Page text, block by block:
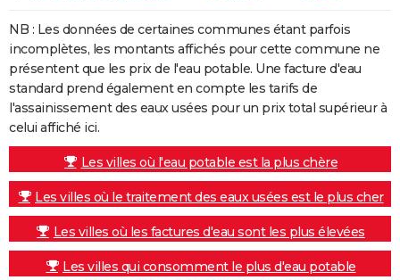
NB : Les données de certaines communes étant parfois
incomplètes, les montants affichés pour cette commune ne
présentent que les prix de l'eau potable. Une facture d'eau
standard prend également en compte les tarifs de
l'assainissement des eaux usées pour un prix total supérieur à
celui affiché ici.
Les villes où l'eau potable est la plus chère
Les villes où le traitement des eaux usées est le plus cher
Les villes où les factures d'eau sont les plus élevées
Les villes qui consomment le plus d'eau potable